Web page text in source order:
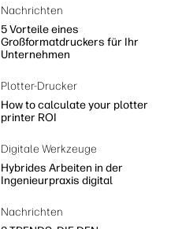
Nachrichten
5 Vorteile eines
Großformatdruckers für Ihr
Unternehmen
Plotter-Drucker
How to calculate your plotter
printer ROI
Digitale Werkzeuge
Hybrides Arbeiten in der
Ingenieurpraxis digital
Nachrichten